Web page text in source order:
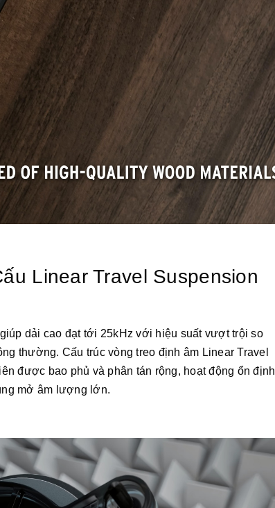
Linear Travel Suspension
dải cao đạt tới 25kHz với hiệu suất vượt trội so
thường. Cấu trúc vòng treo định âm Linear Travel
được bao phủ và phân tán rộng, hoạt động ổn định
mở âm lượng lớn.